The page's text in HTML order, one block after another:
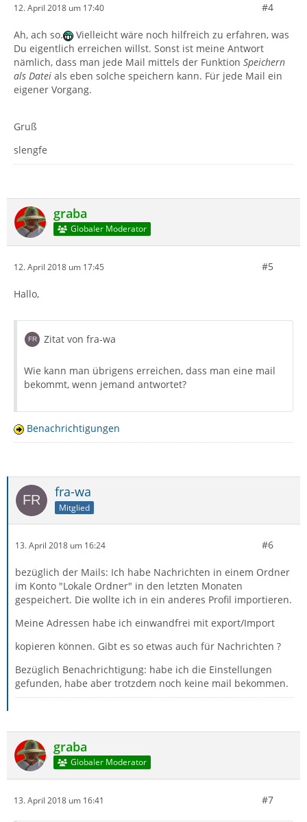
12. April 2018 um 17:40 #4
Ah, ach so.
Vielleicht wäre noch hilfreich zu erfahren, was
Du eigentlich erreichen willst. Sonst ist meine Antwort
nämlich, dass man jede Mail mittels der Funktion Speichern
als Datei als eben solche speichern kann. Für jede Mail ein
eigener Vorgang.
Gruß
slengfe
graba
Globaler Moderator
12. April 2018 um 17:45 #5
Hallo,
Zitat von fra-wa
Wie kann man übrigens erreichen, dass man eine mail
bekommt, wenn jemand antwortet?
Benachrichtigungen
fra-wa
Mitglied
13. April 2018 um 16:24 #6
bezüglich der Mails: Ich habe Nachrichten in einem Ordner
im Konto "Lokale Ordner" in den letzten Monaten
gespeichert. Die wollte ich in ein anderes Profil importieren.
Meine Adressen habe ich einwandfrei mit export/Import
kopieren können. Gibt es so etwas auch für Nachrichten ?
Bezüglich Benachrichtigung: habe ich die Einstellungen
gefunden, habe aber trotzdem noch keine mail bekommen.
graba
Globaler Moderator
13. April 2018 um 16:41 #7